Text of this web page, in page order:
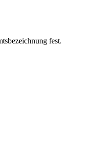
fest.